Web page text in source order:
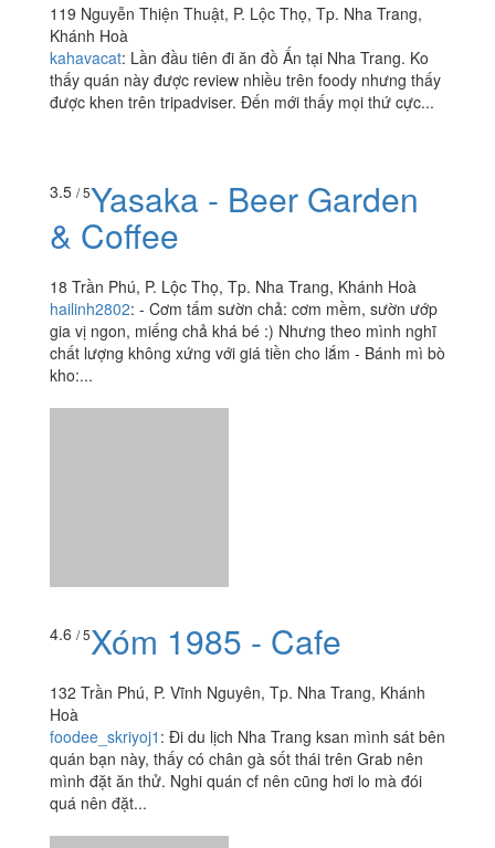
119 Nguyễn Thiện Thuật, P. Lộc Thọ, Tp. Nha Trang,
Khánh Hoà
kahavacat: Lần đầu tiên đi ăn đồ Ấn tại Nha Trang. Ko
thấy quán này được review nhiều trên foody nhưng thấy
được khen trên tripadviser. Đến mới thấy mọi thứ cực...
3.5 / 5Yasaka - Beer Garden
& Coffee
18 Trần Phú, P. Lộc Thọ, Tp. Nha Trang, Khánh Hoà
hailinh2802: - Cơm tấm sườn chả: cơm mềm, sườn ướp
gia vị ngon, miếng chả khá bé :) Nhưng theo mình nghĩ
chất lượng không xứng với giá tiền cho lắm - Bánh mì bò
kho:...
quán bạn này, thấy có chân gà sốt thái trên Grab nên
quá nên đặt...
2.0/ 5 Xinshiqi - Quang Trung
108 Quang Trung, Tp. Nha Trang, Khánh Hoà
t.anh3010:Về hình thức thì vẫn đẹp như trước nhưng vị